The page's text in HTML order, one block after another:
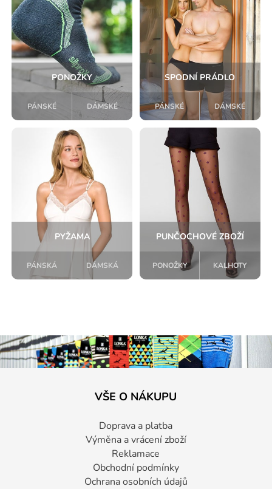
PONOŽKY
PÁNSKÉ DÁMSKÉ
SPODNÍ PRÁDLO
PÁNSKÉ DÁMSKÉ
PYŽAMA
PÁNSKÁ DÁMSKÁ
PUNČOCHOVÉ ZBOŽÍ
PONOŽKY KALHOTY
VŠE O NÁKUPU
Doprava a platba
Výměna a vrácení zboží
Reklamace
Obchodní podmínky
Ochrana osobních údajů